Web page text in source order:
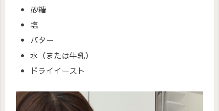
砂糖
塩
バター
水（または牛乳）
ドライイースト